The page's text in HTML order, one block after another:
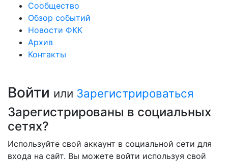
Сообщество
Обзор событий
Новости ФКК
Архив
Контакты
Войти или Зарегистрироваться
Зарегистрированы в социальных
сетях?
Используйте свой аккаунт в социальной сети для
входа на сайт. Вы можете войти используя свой